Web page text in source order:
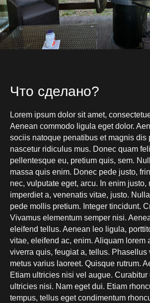
Что сделано?
Lorem ipsum dolor sit amet,
Aenean commodo ligula eget dolor.
sociis natoque penatibus et magnis dis
nascetur ridiculus mus. Donec quam
pellentesque eu, pretium quis, sem.
massa quis enim. Donec pede justo,
nec, vulputate eget, arcu. In enim justo,
imperdiet a, venenatis vitae, justo.
pede mollis pretium. Integer tincidunt.
Vivamus elementum semper nisi.
eleifend tellus. Aenean leo ligula,
vitae, eleifend ac, enim. Aliquam lorem
viverra quis, feugiat a, tellus. Phasellus
metus varius laoreet. Quisque rutrum.
Etiam ultricies nisi vel augue. Curabitur
ultricies nisi. Nam eget dui. Etiam
tempus, tellus eget condimentum